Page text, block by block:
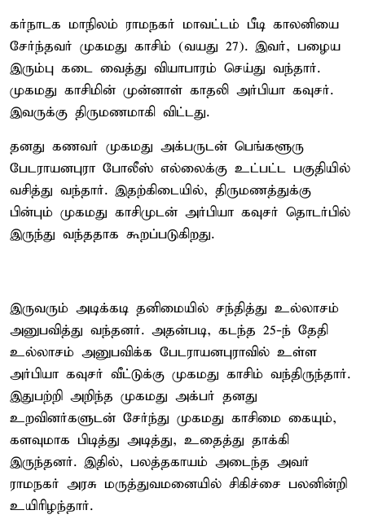
கர்நாடக மாநிலம் ராமநகர் மாவட்டம் பீடி காலனியை
சேர்ந்தவர் முகமது காசிம் (வயது 27). இவர், பழைய
இரும்பு கடை வைத்து வியாபாரம் செய்து வந்தார்.
முகமது காசிமின் முன்னாள் காதலி அர்பியா கவுசர்.
இவருக்கு திருமணமாகி விட்டது.
தனது கணவர் முகமது அக்பருடன் பெங்களூரு
பேடராயனபுரா போலீஸ் எல்லைக்கு உட்பட்ட பகுதியில்
வசித்து வந்தார். இதற்கிடையில், திருமணத்துக்கு
பின்பும் முகமது காசிமுடன் அர்பியா கவுசர் தொடர்பில்
இருந்து வந்ததாக கூறப்படுகிறது.
இருவரும் அடிக்கடி தனிமையில் சந்தித்து உல்லாசம்
அனுபவித்து வந்தனர். அதன்படி, கடந்த 25-ந் தேதி
உல்லாசம் அனுபவிக்க பேடராயனபுராவில் உள்ள
அர்பியா கவுசர் வீட்டுக்கு முகமது காசிம் வந்திருந்தார்.
இதுபற்றி அறிந்த முகமது அக்பர் தனது
உறவினர்களுடன் சேர்ந்து முகமது காசிமை கையும்,
களவுமாக பிடித்து அடித்து, உதைத்து தாக்கி
இருந்தனர். இதில், பலத்தகாயம் அடைந்த அவர்
ராமநகர் அரசு மருத்துவமனையில் சிகிச்சை பலனின்றி
உயிரிழந்தார்.